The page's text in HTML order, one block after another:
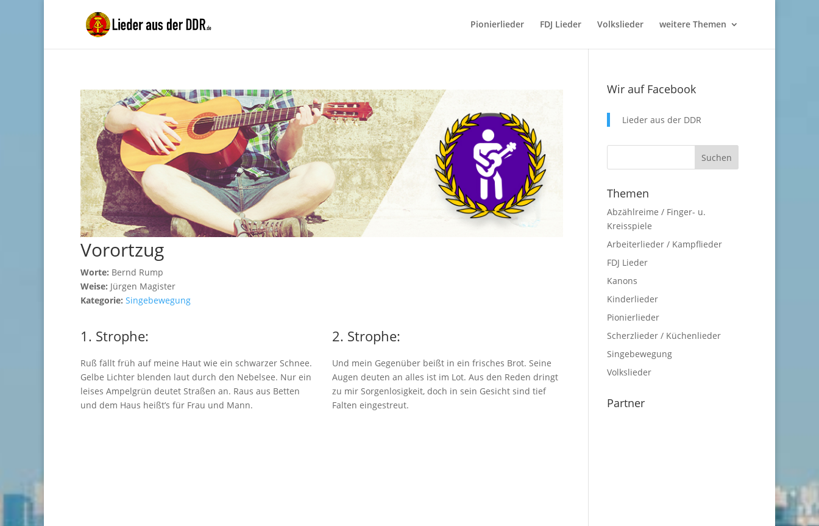
Pionierlieder FDJ Lieder Volkslieder weitere Themen
Vorortzug
Worte: Bernd Rump
Weise: Jürgen Magister
Kategorie: Singebewegung
1. Strophe:
Ruß fällt früh auf meine Haut wie ein schwarzer Schnee.
Gelbe Lichter blenden laut durch den Nebelsee. Nur ein
leises Ampelgrün deutet Straßen an. Raus aus Betten
und dem Haus heißt’s für Frau und Mann.
2. Strophe:
Und mein Gegenüber beißt in ein frisches Brot. Seine
Augen deuten an alles ist im Lot. Aus den Reden dringt
zu mir Sorgenlosigkeit, doch in sein Gesicht sind tief
Falten eingestreut.
Wir auf Facebook
Lieder aus der DDR
Themen
Abzählreime / Finger- u.
Kreisspiele
Arbeiterlieder / Kampflieder
FDJ Lieder
Kanons
Kinderlieder
Pionierlieder
Scherzlieder / Küchenlieder
Singebewegung
Volkslieder
Partner